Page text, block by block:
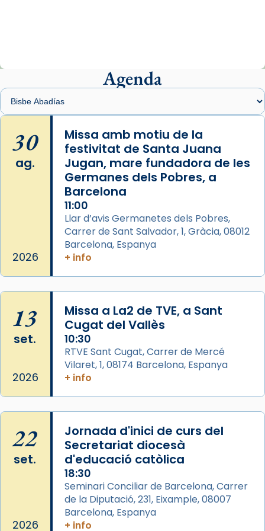
presidit aquest 27 de juliol la missa de Les
Santes de Mataró.
🔗
📸 J. Merino
Photo
View on Facebook Share
Arquebisbat de Barcelona
de Barcelona.
2 weeks ago
Aquest dilluns, 27 de juliol, ha tingut lloc la
missa d’acció de gràcies en agraïment al
L’arquebisbe de Barcelona, el cardenal Joan
Josep Omella, ha presidit la missa i l’ha
concelebrat el bisbe auxiliar de Barcelona,
Mons. David Abadías.
📸 Dr. G. Simón
Arquebisbat de Barcelona
2 weeks ago
Memòria de les santes Juliana i
Semproniana, verges i màrtirs.
Acompanyant la història de sant Cugat, a
Agenda
30
ag.
2026
Missa amb motiu de la
festivitat de Santa Juana
Jugan, mare fundadora de les
Germanes dels Pobres, a
Barcelona
11:00
Llar d’avis Germanetes dels Pobres,
Carrer de Sant Salvador, 1, Gràcia, 08012
Barcelona, Espanya
+ info
13
set.
2026
Missa a La2 de TVE, a Sant
Cugat del Vallès
10:30
RTVE Sant Cugat, Carrer de Mercé
Vilaret, 1, 08174 Barcelona, Espanya
+ info
22
set.
2026
Jornada d'inici de curs del
Secretariat diocesà
d'educació catòlica
18:30
Seminari Conciliar de Barcelona, Carrer
de la Diputació, 231, Eixample, 08007
Barcelona, Espanya
+ info